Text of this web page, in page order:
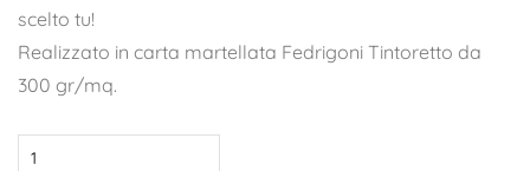
scelto tu!
Realizzato in carta martellata Fedrigoni Tintoretto da
300 gr/mq.
Poster